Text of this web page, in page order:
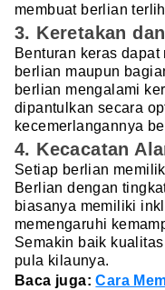
membuat berlian
3. Keretakan
Benturan keras
berlian maupun
berlian mengalami
dipantulkan secara
kecemerlangannya
4. Kecacatan
Setiap berlian
Berlian dengan
biasanya memiliki
memengaruhi
Semakin baik
pula kilaunya.
Baca juga:Cara